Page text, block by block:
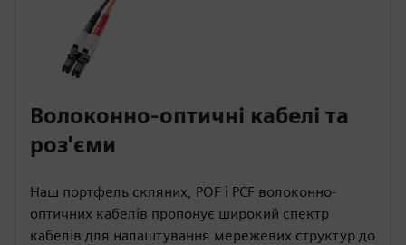
Волоконно-оптичні кабелі та
роз'єми
Наш портфель скляних, POF і PCF волоконно-
оптичних кабелів пропонує широкий спектр
кабелів для налаштування мережевих структур до